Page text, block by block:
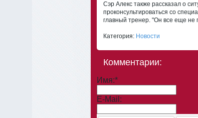
Сэр Алекс также рассказал о
проконсультироваться со
главный тренер. "Он все еще не
Категория: Новости
Комментарии:
Имя:*
E-Mail: